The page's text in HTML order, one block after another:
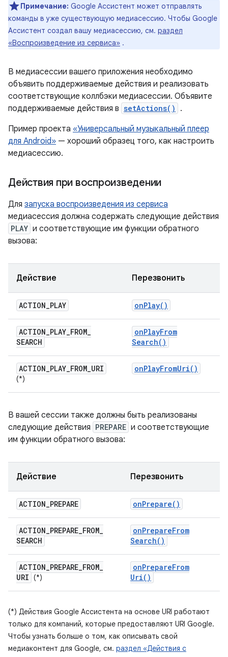
Примечание: Google Ассистент может отправлять
команды в уже существующую медиасессию. Чтобы Google
Ассистент создал вашу медиасессию, см. раздел
«Воспроизведение из сервиса» .
В медиасессии вашего приложения необходимо
объявить поддерживаемые действия и реализовать
соответствующие коллбэки медиасессии. Объявите
поддерживаемые действия в setActions()
.
Пример проекта «Универсальный музыкальный плеер
для Android» — хороший образец того, как настроить
медиасессию.
Действия при воспроизведении
Для запуска воспроизведения из сервиса
медиасессия должна содержать следующие действия
PLAY и соответствующие им функции обратного
вызова:
Действие Перезвонить
ACTION_PLAY onPlay( )
ACTION_PLAY_FROM_
SEARCH
onPlayFrom
Search( )
ACTION_PLAY_FROM_URI
(*)
onPlayFromUri( )
В вашей сессии также должны быть реализованы
следующие действия PREPARE и соответствующие
им функции обратного вызова:
Действие Перезвонить
ACTION_PREPARE onPrepare( )
ACTION_PREPARE_FROM_
SEARCH
onPrepareFrom
Search( )
ACTION_PREPARE_FROM_
URI (*)
onPrepareFrom
Uri( )
(*) Действия Google Ассистента на основе URI работают
только для компаний, которые предоставляют URI Google.
Чтобы узнать больше о том, как описывать свой
медиаконтент для Google, см. раздел «Действия с